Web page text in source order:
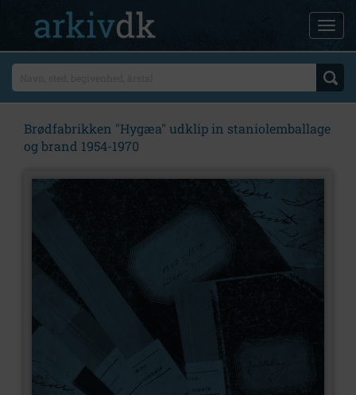
Brødfabrikken "Hygæa" udklip in staniolemballage
og brand 1954-1970